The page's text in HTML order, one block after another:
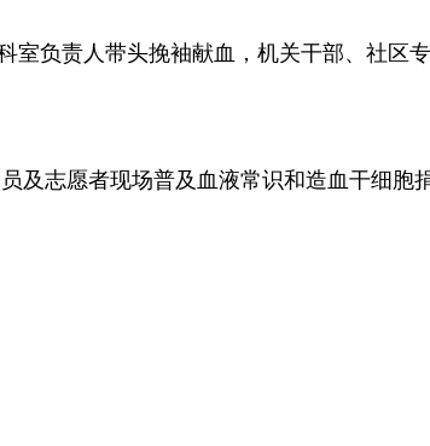
负责人带头挽袖献血，机关干部、社区
及志愿者现场普及血液常识和造血干细胞